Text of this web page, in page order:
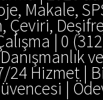
Makale,
Çeviri,
| 0
24 Hizmet |
|